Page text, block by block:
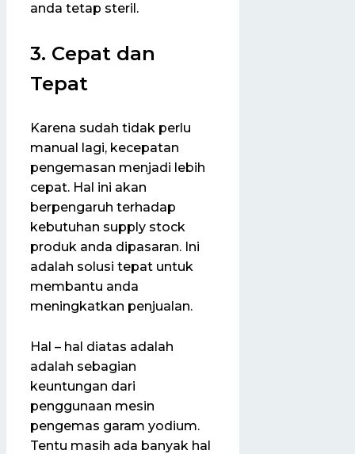
anda tetap steril.
3. Cepat dan
Tepat
Karena sudah tidak perlu
manual lagi, kecepatan
pengemasan menjadi lebih
cepat. Hal ini akan
berpengaruh terhadap
kebutuhan supply stock
produk anda dipasaran. Ini
adalah solusi tepat untuk
membantu anda
meningkatkan penjualan.
Hal – hal diatas adalah
adalah sebagian
keuntungan dari
penggunaan mesin
pengemas garam yodium.
Tentu masih ada banyak hal